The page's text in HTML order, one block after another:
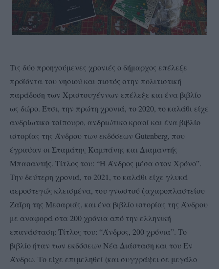
Τις δύο προηγούμενες χρονιές ο δήμαρχος επέλεξε
προϊόντα του νησιού και πιστός στην πολιτιστική
παράδοση των Χριστουγέννων επέλεξε και ένα βιβλίο
ως δώρο. Έτσι, την πρώτη χρονιά, το 2020, το καλάθι είχε
ανδρίωτικο τσίπουρο, ανδριώτικο κρασί και ένα βιβλίο
ιστορίας της Άνδρου των εκδόσεων Gutenberg, που
έγραψαν οι Σταμάτης Καμπάνης και Διαμαντής
Μπασαντής. Τίτλος του: “Η Άνδρος μέσα στον Χρόνο”.
Την δεύτερη χρονιά, το 2021, το καλάθι είχε γλυκά
αεροστεγώς κλεισμένα, του γνωστού ζαχαροπλαστείου
Ζαΐρη της Μεσαριάς, και ένα βιβλίο ιστορίας της Άνδρου
με αναφορά στα 200 χρόνια από την ελληνική
επανάσταση: Τίτλος του: “Άνδρος, 200 χρόνια”. Το
βιβλίο ήταν των εκδόσεων Νέα Διάσταση και του Εν
Άνδρω. Το είχε επιμεληθεί (και συγγράψει σε μεγάλο